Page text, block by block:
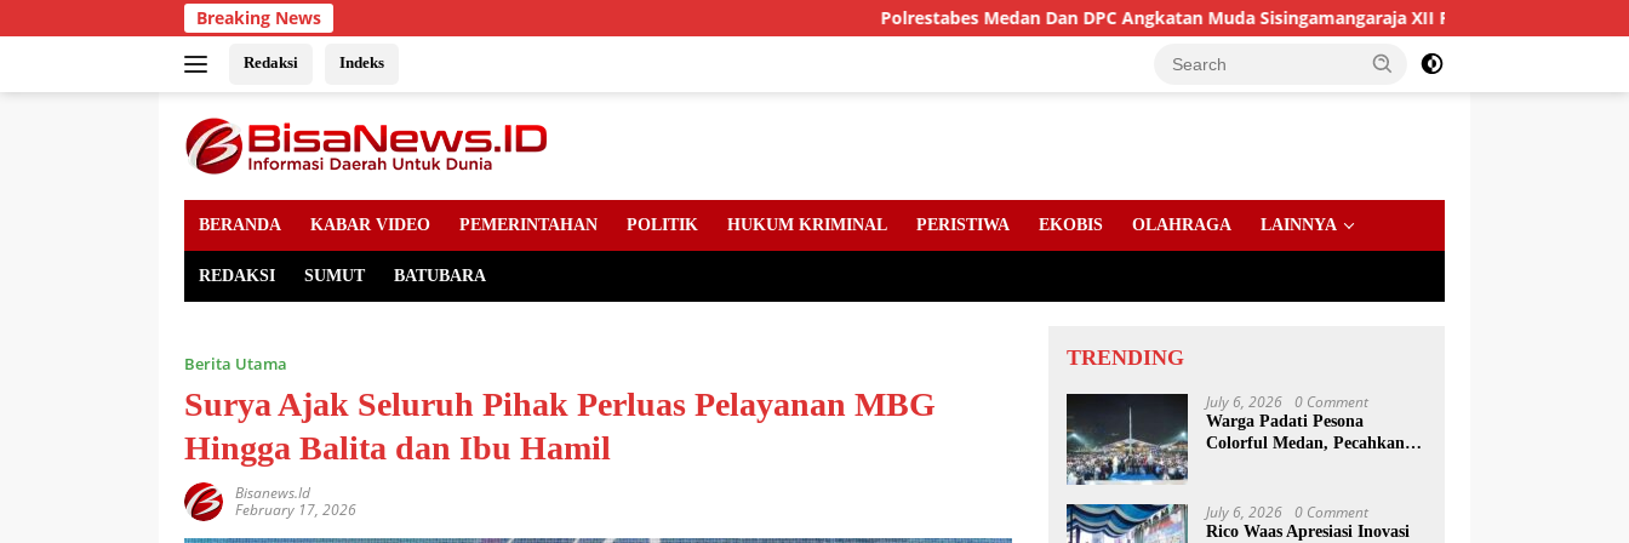
to
Breaking News Polrestabes Medan Dan DPC Angkatan Muda Sisingamangaraja XII Perkuat Sinergitas Jaga Kamtibmas
Redaksi Indeks
BERANDA KABAR VIDEO PEMERINTAHAN POLITIK HUKUM KRIMINAL PERISTIWA EKOBIS OLAHRAGA LAINNYA
REDAKSI SUMUT BATUBARA
Berita Utama
Surya Ajak Seluruh Pihak Perluas Pelayanan MBG
Hingga Balita dan Ibu Hamil
Bisanews.id
February 17, 2026
TRENDING
July 6, 2026 0 Comment
Warga Padati Pesona
Colorful Medan, Pecahkan
July 6, 2026 0 Comment
Rico Waas Apresiasi Inovasi